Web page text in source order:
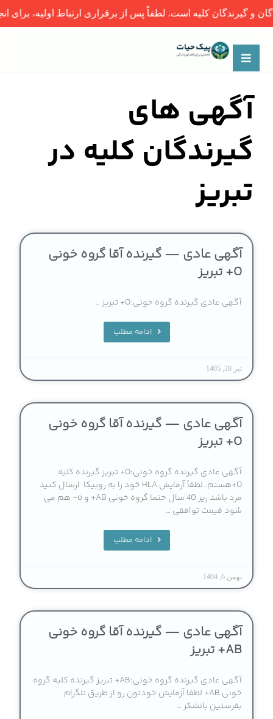
آگهی های
گیرندگان کلیه در
تبریز
آگهی عادی — گیرنده آقا گروه خونی
O+ تبریز
آگهی عادی گیرنده گروه خونی:O+ تبریز …
ادامه مطلب
تیر 20, 1405
آگهی عادی — گیرنده آقا گروه خونی
O+ تبریز
آگهی عادی گیرنده گروه خونی:O+ تبریز گیرنده کلیه
O+هستم. لطفاً آزمایش HLA خود را به روبیکا ارسال کنید
مرد باشد زیر 40 سال حتما گروه خونی AB+ و o- هم می
شود قیمت توافقی …
ادامه مطلب
بهمن 6, 1404
آگهی عادی — گیرنده آقا گروه خونی
AB+ تبریز
آگهی عادی گیرنده گروه خونی:AB+ تبریز گیرنده کلیه گروه
خونی AB+ لطفا آزمایش خودتون رو از طریق تلگرام
بفرستین باتشکر …
کلیه است. لطفاً پس از برقراری ارتباط اولیه، برای